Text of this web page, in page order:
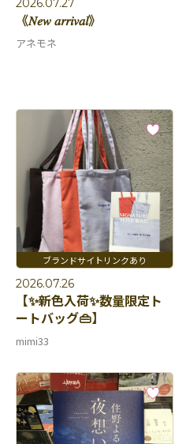
2026.07.27
《𝑁𝑒𝑤 𝑎𝑟𝑟𝑖𝑣𝑎𝑙》
アネモネ
2026.07.26
【✨新色入荷✨数量限定ト
ートバッグ👜】
mimi33